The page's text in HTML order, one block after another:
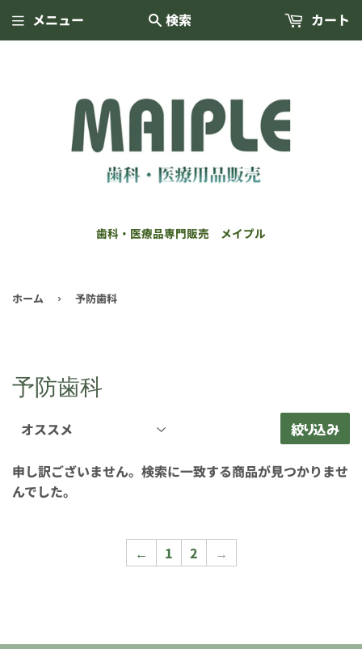
歯科・医療品専門販売 メイプル
メニュー 検索 カート
ホーム › 予防歯科
予防歯科
絞り込み
申し訳ございません。検索に一致する商品が見つかりませ
んでした。
← 1 2 →